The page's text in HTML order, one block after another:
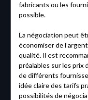
fabricants ou les
possible.
La négociation peut
économiser de
qualité. Il est
préalables sur les prix
de différents
idée claire des tarifs
possibilités de